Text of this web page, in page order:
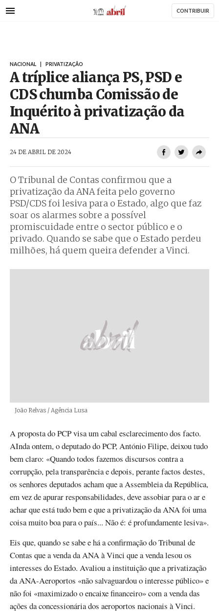
para
AbrilAbril CONTRIBUIR
NACIONAL PRIVATIZAÇÃO
A tríplice aliança PS, PSD e
CDS chumba Comissão de
Inquérito à privatização da
ANA
24 DE ABRIL DE 2024
O Tribunal de Contas confirmou que a
privatização da ANA feita pelo governo
PSD/CDS foi lesiva para o Estado, algo que faz
soar os alarmes sobre a possível
promiscuidade entre o sector público e o
privado. Quando se sabe que o Estado perdeu
milhões, há quem queira defender a Vinci.
Créditos
João Relvas / Agência Lusa
A proposta do PCP visa um cabal esclarecimento dos facto.
AInda ontem, o deputado do PCP, António Filipe, deixou tudo
bem claro: «Quando todos fazemos discursos contra a
corrupção, pela transparência e depois, perante factos destes,
os senhores deputados acham que a Assembleia da República,
em vez de apurar responsabilidades, deve assobiar para o ar e
achar que está tudo bem e que a privatização da ANA foi uma
coisa muito boa para o país... Não é: é profundamente lesiva».
Eis que, quando se sabe e há a confirmação do Tribunal de
Contas que a venda da ANA à Vinci que a venda lesou os
interesses do Estado. Avaliou a instituição que a privatização
da ANA-Aeroportos «não salvaguardou o interesse público» e
não foi «maximizado o encaixe financeiro» com a venda das
ações da concessionária dos aeroportos nacionais à Vinci.